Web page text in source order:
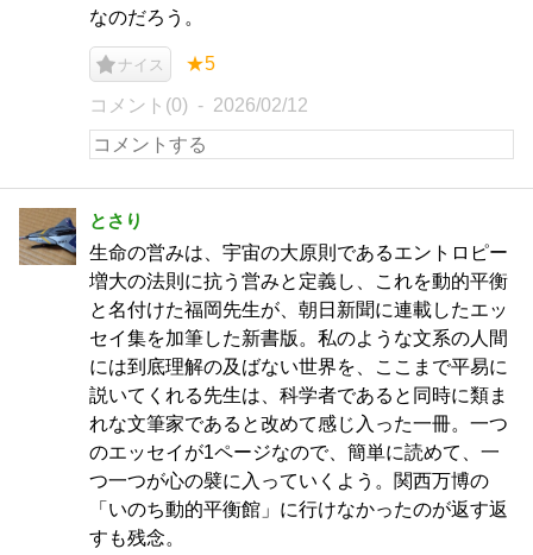
なのだろう。
ナイス ★5
コメント(0) 2026/02/12
とさり
生命の営みは、宇宙の大原則であるエントロピー
増大の法則に抗う営みと定義し、これを動的平衡
と名付けた福岡先生が、朝日新聞に連載したエッ
セイ集を加筆した新書版。私のような文系の人間
には到底理解の及ばない世界を、ここまで平易に
説いてくれる先生は、科学者であると同時に類ま
れな文筆家であると改めて感じ入った一冊。一つ
のエッセイが1ページなので、簡単に読めて、一
つ一つが心の襞に入っていくよう。関西万博の
「いのち動的平衡館」に行けなかったのが返す返
すも残念。